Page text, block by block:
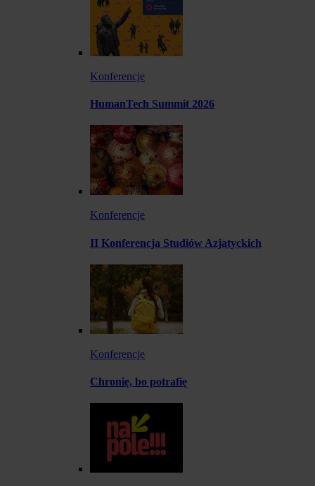
Konferencje
HumanTech Summit 2026
Konferencje
II Konferencja Studiów Azjatyckich
Konferencje
Chronię, bo potrafię